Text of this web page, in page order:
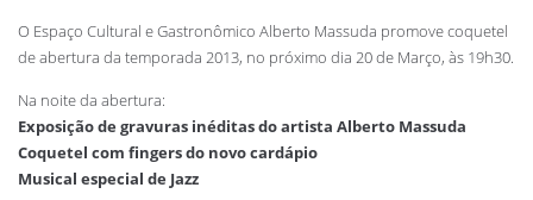
O Espaço Cultural e Gastronômico Alberto Massuda promove coquetel
de abertura da temporada 2013, no próximo dia 20 de Março, às 19h30.
Na noite da abertura:
Exposição de gravuras inéditas do artista Alberto Massuda
Coquetel com fingers do novo cardápio
Musical especial de Jazz